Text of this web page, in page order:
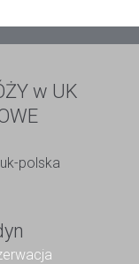
w UK